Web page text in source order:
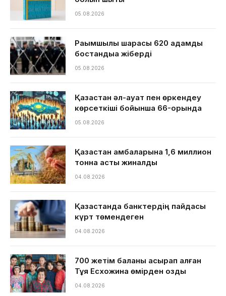
05.08.2026
Рақымшылық шарасы 620 адамды
бостандыққа жіберді
05.08.2026
Қазақстан әл-ауқат пен өркендеу
көрсеткіші бойынша 66-орында
05.08.2026
Қазақстан қамбаларына 1,6 миллион
тонна астық жиналды
04.08.2026
Қазақстанда банктердің пайдасы
күрт төмендеген
04.08.2026
700 жетім баланы асырап алған
Тұяқ Есхожина өмірден озды
04.08.2026